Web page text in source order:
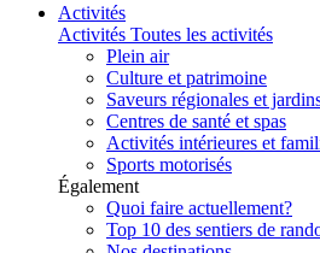
Activités
Activités Toutes les activités
Plein air
Culture et patrimoine
Saveurs régionales et
Centres de santé et spas
Activités intérieures et
Sports motorisés
Également
Quoi faire actuellement?
Top 10 des sentiers de